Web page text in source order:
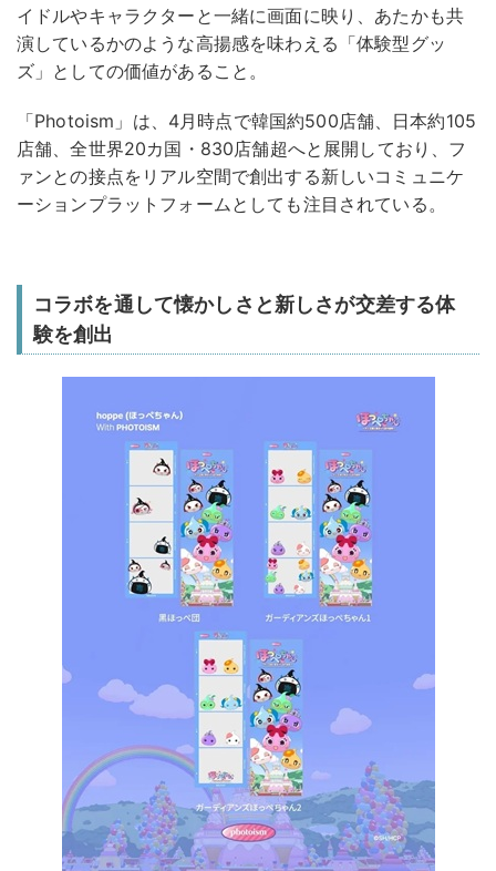
イドルやキャラクターと一緒に画面に映り、あたかも共
演しているかのような高揚感を味わえる「体験型グッ
ズ」としての価値があること。
「Photoism」は、4月時点で韓国約500店舗、日本約105
店舗、全世界20カ国・830店舗超へと展開しており、フ
ァンとの接点をリアル空間で創出する新しいコミュニケ
ーションプラットフォームとしても注目されている。
コラボを通して懐かしさと新しさが交差する体
験を創出